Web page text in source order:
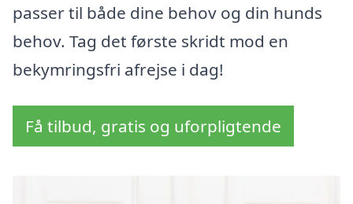
passer til både dine behov og din hunds
behov. Tag det første skridt mod en
bekymringsfri afrejse i dag!
Få tilbud, gratis og uforpligtende